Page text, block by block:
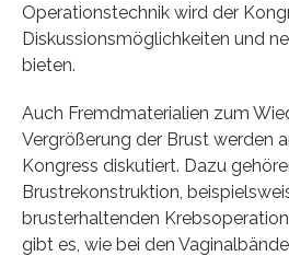
Operationstechnik wird der
Diskussionsmöglichkeiten und
bieten.
Auch Fremdmaterialien zum
Vergrößerung der Brust werden
Kongress diskutiert. Dazu
Brustrekonstruktion,
brusterhaltenden
gibt es, wie bei den